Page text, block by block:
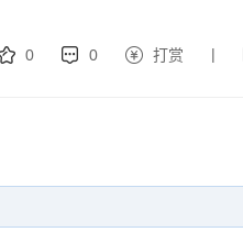
0 0 打赏 |